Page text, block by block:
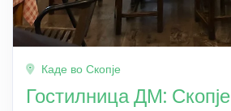
Каде во Скопје
Гостилница ДМ: Скопје